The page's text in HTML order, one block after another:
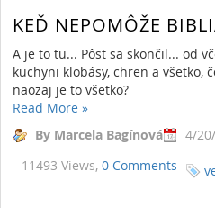
KEĎ NEPOMÔŽE
A je to tu... Pôst sa skončil... od
kuchyni klobásy, chren a všetko,
naozaj je to všetko?
Read More »
By Marcela Bagínová
4/
11493 Views, 0 Comments